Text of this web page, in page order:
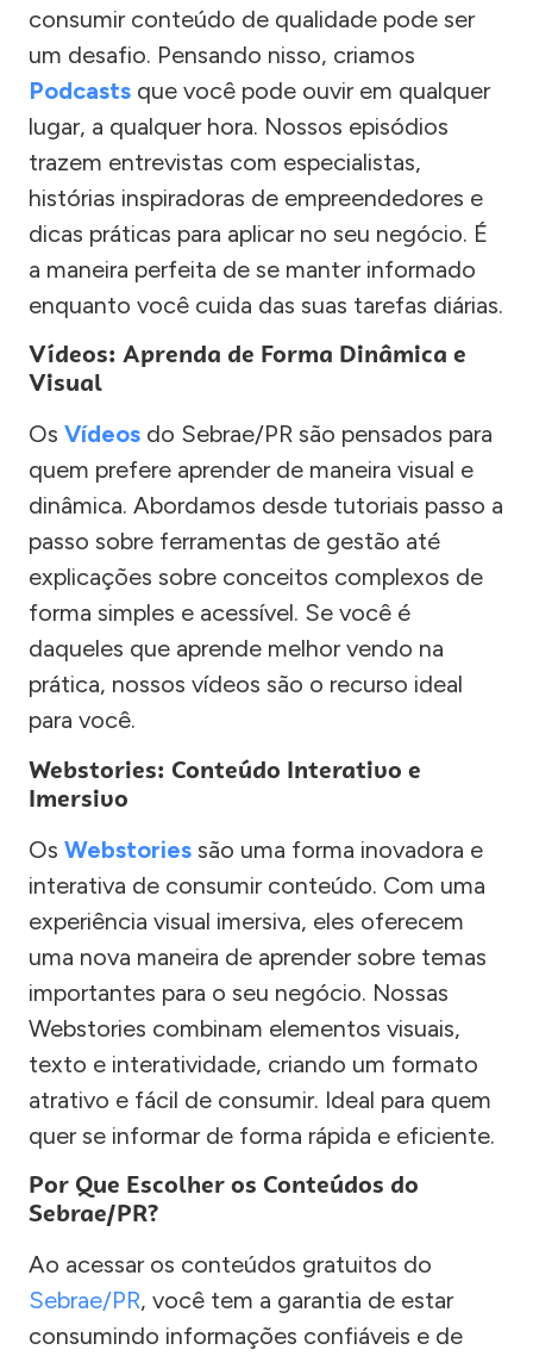
consumir conteúdo de qualidade pode ser
um desafio. Pensando nisso, criamos
Podcasts que você pode ouvir em qualquer
lugar, a qualquer hora. Nossos episódios
trazem entrevistas com especialistas,
histórias inspiradoras de empreendedores e
dicas práticas para aplicar no seu negócio. É
a maneira perfeita de se manter informado
enquanto você cuida das suas tarefas diárias.
Vídeos: Aprenda de Forma Dinâmica e
Visual
Os Vídeos do Sebrae/PR são pensados para
quem prefere aprender de maneira visual e
dinâmica. Abordamos desde tutoriais passo a
passo sobre ferramentas de gestão até
explicações sobre conceitos complexos de
forma simples e acessível. Se você é
daqueles que aprende melhor vendo na
prática, nossos vídeos são o recurso ideal
para você.
Webstories: Conteúdo Interativo e
Imersivo
Os Webstories são uma forma inovadora e
interativa de consumir conteúdo. Com uma
experiência visual imersiva, eles oferecem
uma nova maneira de aprender sobre temas
importantes para o seu negócio. Nossas
Webstories combinam elementos visuais,
texto e interatividade, criando um formato
atrativo e fácil de consumir. Ideal para quem
quer se informar de forma rápida e eficiente.
Por Que Escolher os Conteúdos do
Sebrae/PR?
Ao acessar os conteúdos gratuitos do
Sebrae/PR, você tem a garantia de estar
consumindo informações confiáveis e de